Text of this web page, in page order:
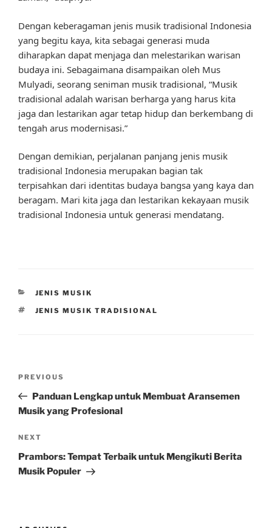
Dengan keberagaman jenis musik tradisional Indonesia
yang begitu kaya, kita sebagai generasi muda
diharapkan dapat menjaga dan melestarikan warisan
budaya ini. Sebagaimana disampaikan oleh Mus
Mulyadi, seorang seniman musik tradisional, “Musik
tradisional adalah warisan berharga yang harus kita
jaga dan lestarikan agar tetap hidup dan berkembang di
tengah arus modernisasi.”
Dengan demikian, perjalanan panjang jenis musik
tradisional Indonesia merupakan bagian tak
terpisahkan dari identitas budaya bangsa yang kaya dan
beragam. Mari kita jaga dan lestarikan kekayaan musik
tradisional Indonesia untuk generasi mendatang.
CATEGORIES
JENIS MUSIK
TAGS
JENIS MUSIK TRADISIONAL
Previous
Post
PREVIOUS
Panduan Lengkap untuk Membuat Aransemen
Musik yang Profesional
Next
Post
NEXT
Prambors: Tempat Terbaik untuk Mengikuti Berita
Musik Populer